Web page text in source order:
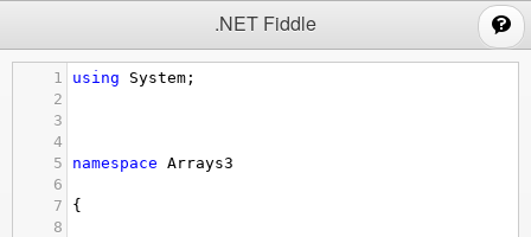
.NET Fiddle
1 using System ;
2
3
4
5
namespace Arrays3
6
7
{
8